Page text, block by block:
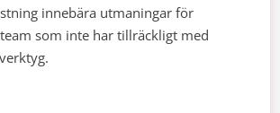
innebära utmaningar för
som inte har tillräckligt med